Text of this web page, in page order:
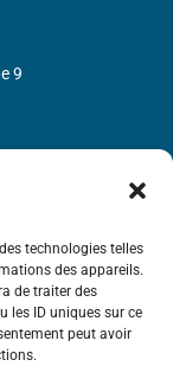
technologies telles
des appareils.
de traiter des
les ID uniques sur ce
peut avoir
9
TVA intra-